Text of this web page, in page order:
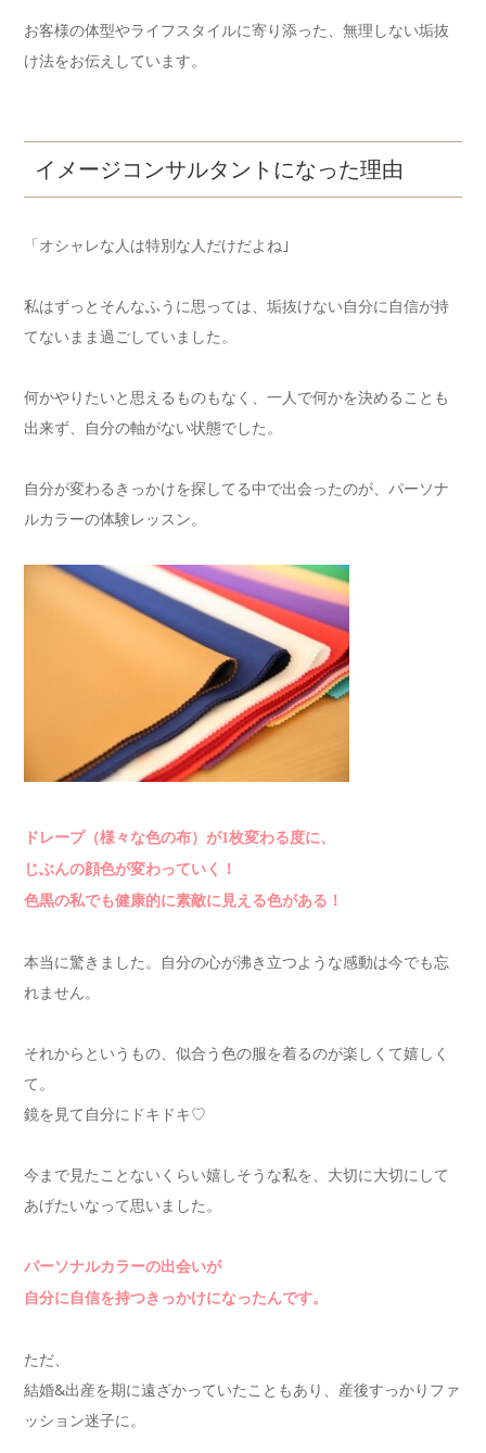
お客様の体型やライフスタイルに寄り添った、無理しない垢抜
け法をお伝えしています。
イメージコンサルタントになった理由
「オシャレな人は特別な人だけだよね｣
私はずっとそんなふうに思っては、垢抜けない自分に自信が持
てないまま過ごしていました。
何かやりたいと思えるものもなく、一人で何かを決めることも
出来ず、自分の軸がない状態でした。
自分が変わるきっかけを探してる中で出会ったのが、パーソナ
ルカラーの体験レッスン。
ドレープ（様々な色の布）が1枚変わる度に、
じぶんの顔色が変わっていく！
色黒の私でも健康的に素敵に見える色がある！
本当に驚きました。自分の心が沸き立つような感動は今でも忘
れません。
それからというもの、似合う色の服を着るのが楽しくて嬉しく
て。
鏡を見て自分にドキドキ♡
今まで見たことないくらい嬉しそうな私を、大切に大切にして
あげたいなって思いました。
パーソナルカラーの出会いが
自分に自信を持つきっかけになったんです。
ただ、
結婚&出産を期に遠ざかっていたこともあり、産後すっかりファ
ッション迷子に。